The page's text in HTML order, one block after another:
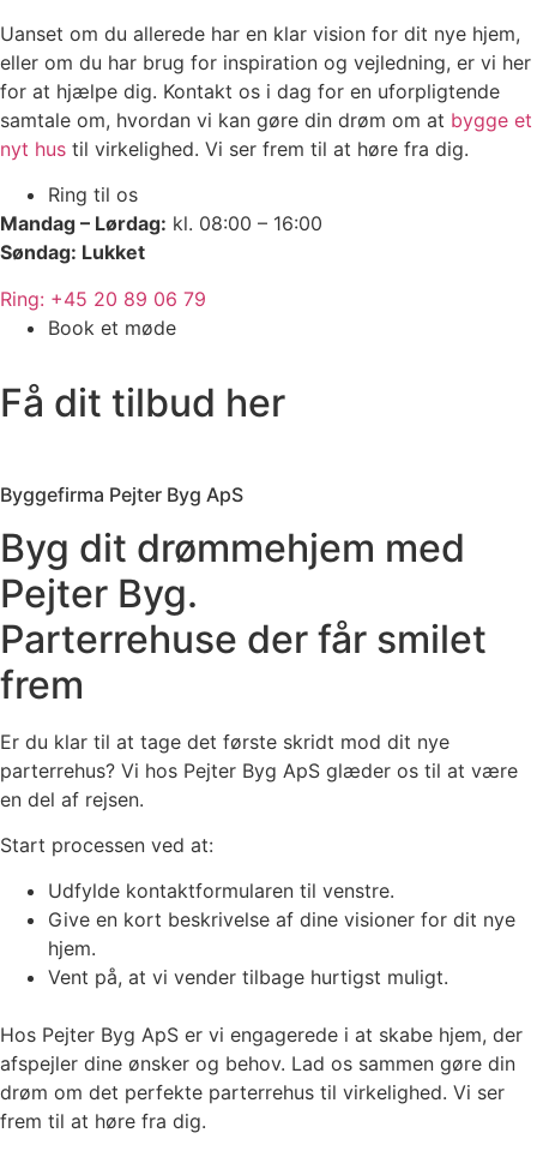
Uanset om du allerede har en klar vision for dit nye hjem,
eller om du har brug for inspiration og vejledning, er vi her
for at hjælpe dig. Kontakt os i dag for en uforpligtende
samtale om, hvordan vi kan gøre din drøm om at bygge et
nyt hus til virkelighed. Vi ser frem til at høre fra dig.
Ring til os
Mandag – Lørdag: kl. 08:00 – 16:00
Søndag: Lukket
Ring: +45 20 89 06 79
Book et møde
Få dit tilbud her
Byggefirma Pejter Byg ApS
Byg dit drømmehjem med
Pejter Byg.
Parterrehuse der får smilet
frem
Er du klar til at tage det første skridt mod dit nye
parterrehus? Vi hos Pejter Byg ApS glæder os til at være
en del af rejsen.
Start processen ved at:
Udfylde kontaktformularen til venstre.
Give en kort beskrivelse af dine visioner for dit nye
hjem.
Vent på, at vi vender tilbage hurtigst muligt.
Hos Pejter Byg ApS er vi engagerede i at skabe hjem, der
afspejler dine ønsker og behov. Lad os sammen gøre din
drøm om det perfekte parterrehus til virkelighed. Vi ser
frem til at høre fra dig.